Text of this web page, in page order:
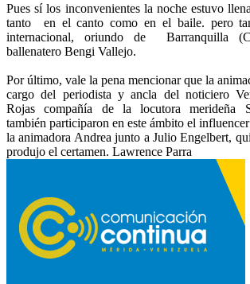
Pues sí los inconvenientes la noche estuvo
tanto en el canto como en el baile. pero
internacional, oriundo de Barranquilla
ballenatero Bengi Vallejo.
Por último, vale la pena mencionar que la
cargo del periodista y ancla del noticiero
Rojas compañía de la locutora merideña
también participaron en este ámbito el
la animadora Andrea junto a Julio Engelbert,
produjo el certamen. Lawrence Parra